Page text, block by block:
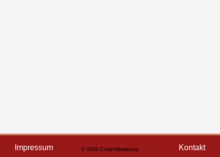
Impressum © 2026 Creal-Miniatures Kontakt